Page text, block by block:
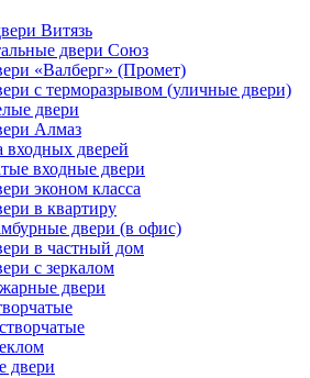
Витязь
двери Союз
«Валберг» (Промет)
с терморазрывом (уличные двери)
двери
Алмаз
входных дверей
входные двери
эконом класса
в квартиру
двери (в офис)
в частный дом
с зеркалом
двери
двери